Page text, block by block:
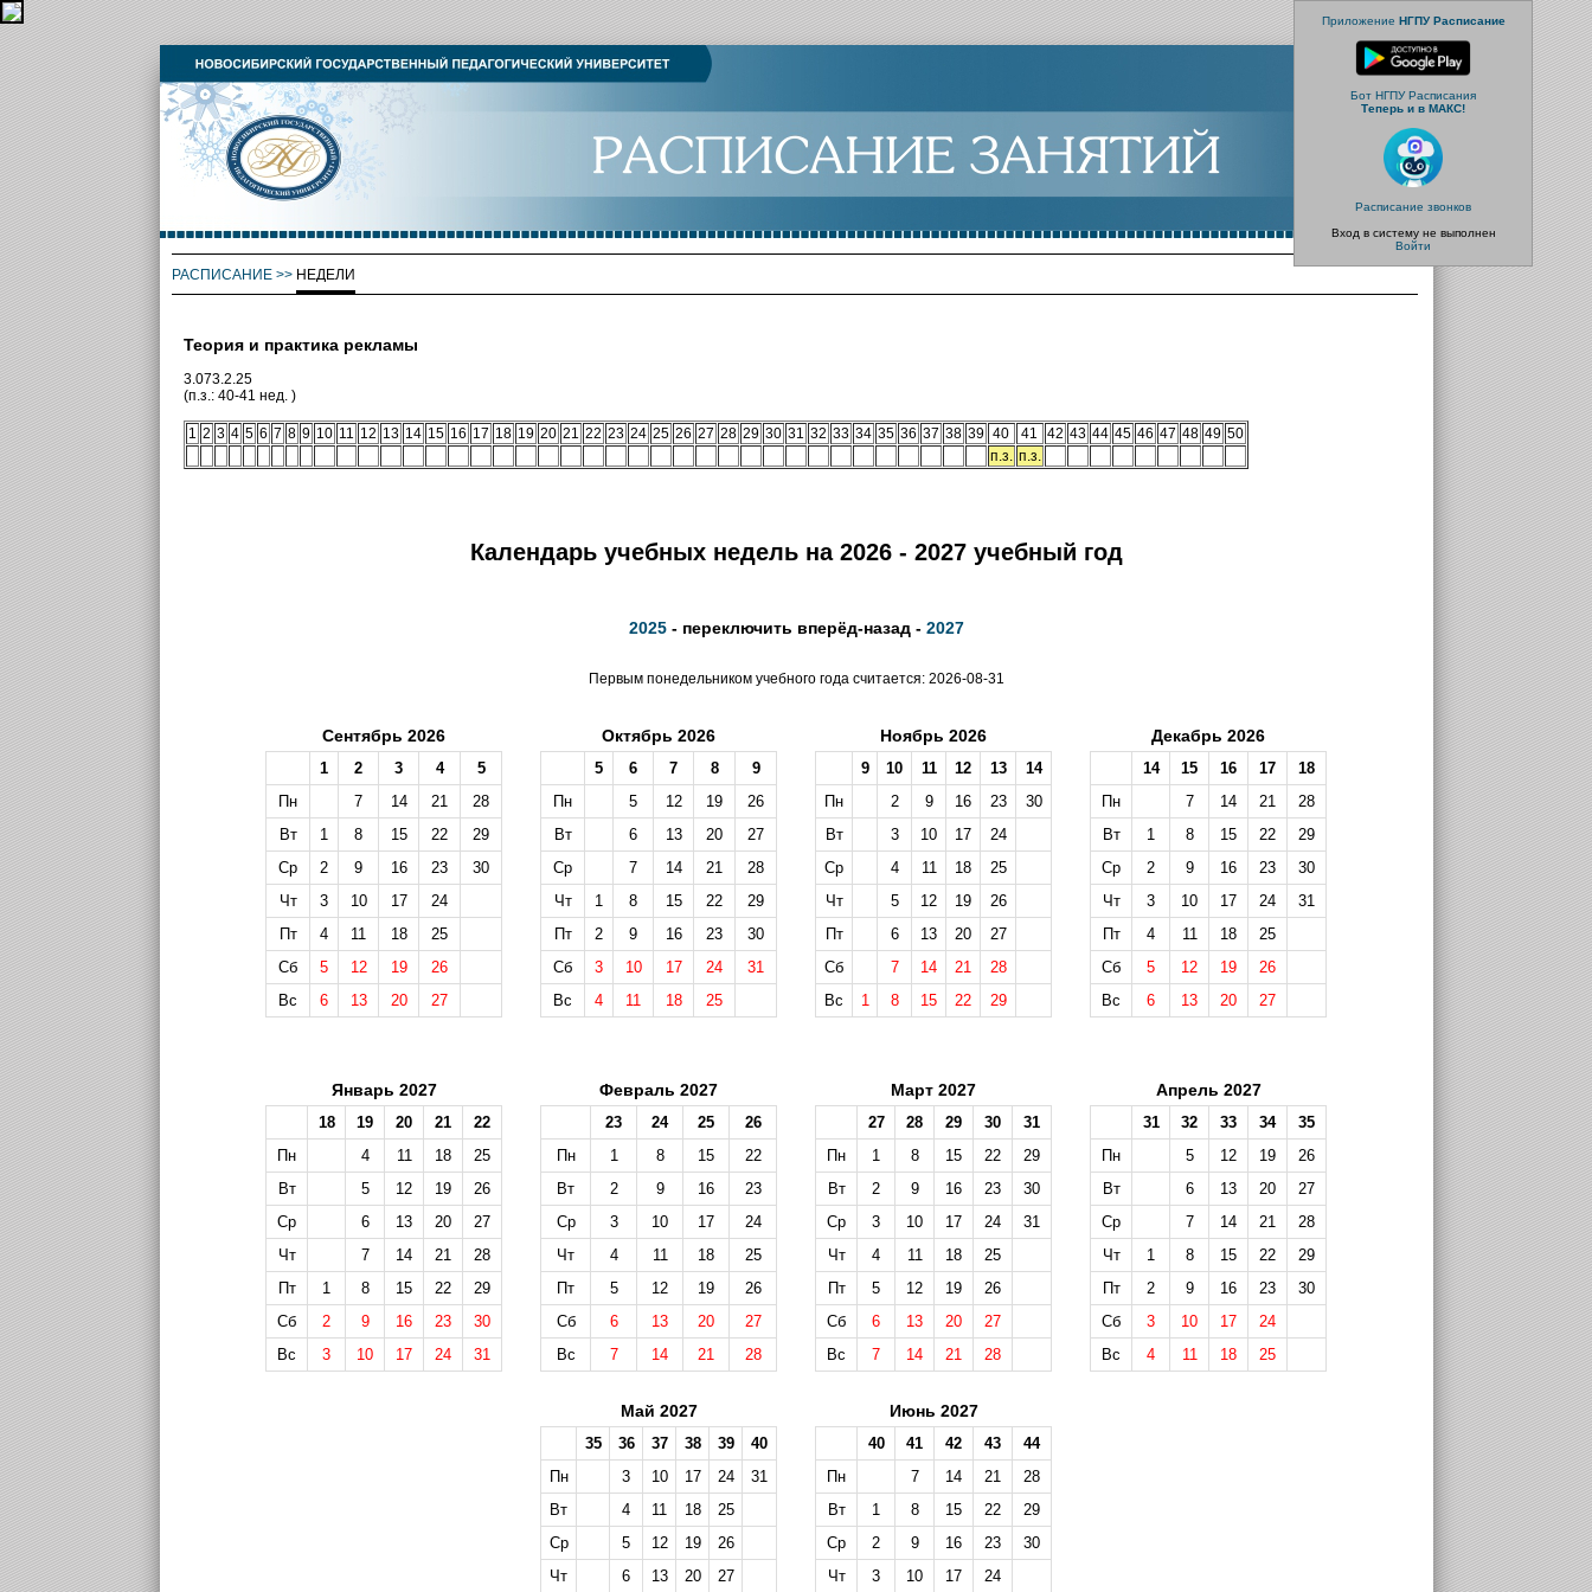
Приложение НГПУ Расписание
Бот НГПУ Расписания
Теперь и в МАКС!
Расписание звонков
Вход в систему не выполнен
Войти
РАСПИСАНИЕ>> НЕДЕЛИ
Теория и практика рекламы
3.073.2.25
(п.з.: 40-41 нед. )
1 2 3 4 5 6 7 8 9 10 11 12 13 14 15 16 17 18 19 20 21 22 23 24 25 26 27 28 29 30 31 32 33 34 35 36 37 38 39 40 41 42 43 44 45 46 47 48 49 50
п.з. п.з.
Календарь учебных недель на 2026 - 2027 учебный год
2025- переключить вперёд-назад - 2027
Первым понедельником учебного года считается: 2026-08-31
Сентябрь 2026
1 2 3 4
5
Пн
7 14 21
28
Вт
1 8 15 22
29
Ср
2 9 16 23
30
Чт
3 10 17
24
Пт
4 11 18
25
Сб
5 12 19
26
Вс
6 13 20 27
Октябрь 2026
5 6 7 8
9
Пн
5 12 19
26
Вт
6 13 20
27
Ср
7 14 21
28
Чт
1 8 15 22
29
Пт
2 9 16 23
30
Сб
3 10 17 24
31
Вс
4 11 18 25
Ноябрь 2026
9 10 11 12 13
14
Пн
2 9 16 23
30
Вт
3 10 17
24
Ср
4 11 18
25
Чт
5 12 19
26
Пт
6 13 20
27
Сб
7 14 21
28
Вс
1 8 15 22 29
Декабрь 2026
14 15 16 17
18
Пн
7 14 21
28
Вт
1 8 15 22
29
Ср
2 9 16 23
30
Чт
3 10 17 24
31
Пт
4 11 18
25
Сб
5 12 19
26
Вс
6 13 20 27
Январь 2027
18 19 20 21
22
Пн
4 11 18
25
Вт
5 12 19
26
Ср
6 13 20
27
Чт
7 14 21
28
Пт
1 8 15 22
29
Сб
2 9 16 23
30
Вс
3 10 17 24 31
Февраль 2027
23 24 25
26
Пн
1 8 15
22
Вт
2 9 16
23
Ср
3 10 17
24
Чт
4 11 18
25
Пт
5 12 19
26
Сб
6 13 20
27
Вс
7 14 21 28
Март 2027
27 28 29 30
31
Пн
1 8 15 22
29
Вт
2 9 16 23
30
Ср
3 10 17 24
31
Чт
4 11 18
25
Пт
5 12 19
26
Сб
6 13 20
27
Вс
7 14 21 28
Апрель 2027
31 32 33 34
35
Пн
5 12 19
26
Вт
6 13 20
27
Ср
7 14 21
28
Чт
1 8 15 22
29
Пт
2 9 16 23
30
Сб
3 10 17
24
Вс
4 11 18 25
Май 2027
35 36 37 38 39
40
Пн
3 10 17 24
31
Вт
4 11 18
25
Ср
5 12 19
26
Чт
6 13 20 27
Июнь 2027
40 41 42 43
44
Пн
7 14 21
28
Вт
1 8 15 22
29
Ср
2 9 16 23
30
Чт
3 10 17 24